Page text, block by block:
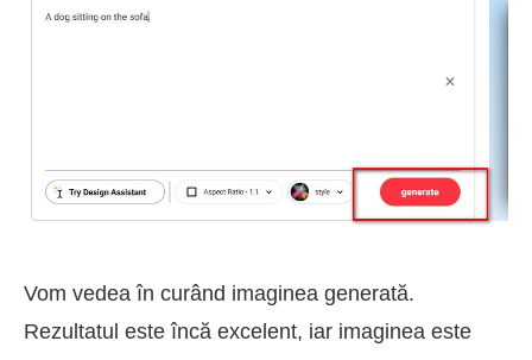
Vom vedea în curând imaginea generată.
Rezultatul este încă excelent, iar imaginea este